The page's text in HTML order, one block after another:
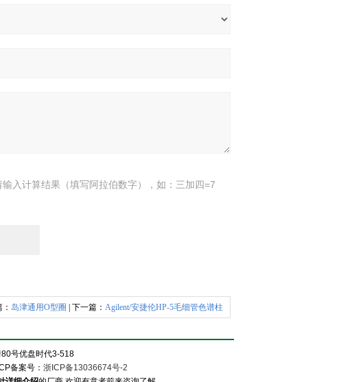
输入计算结果（填写阿拉伯数字），如：三加四=7
岛津通用O型圈 | 下一篇： Agilent/安捷伦HP-5毛细管色谱柱
号优盘时代3-518
备案号： 浙ICP备13036674号-2